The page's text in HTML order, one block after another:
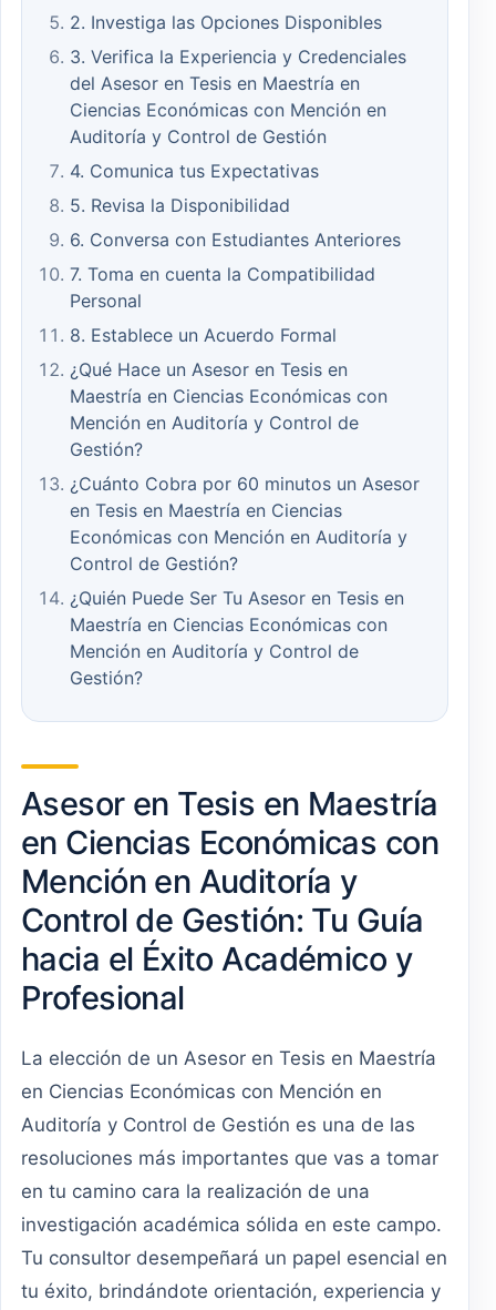
2. Investiga las Opciones Disponibles
3. Verifica la Experiencia y Credenciales
del Asesor en Tesis en Maestría en
Ciencias Económicas con Mención en
Auditoría y Control de Gestión
4. Comunica tus Expectativas
5. Revisa la Disponibilidad
6. Conversa con Estudiantes Anteriores
7. Toma en cuenta la Compatibilidad
Personal
8. Establece un Acuerdo Formal
¿Qué Hace un Asesor en Tesis en
Maestría en Ciencias Económicas con
Mención en Auditoría y Control de
Gestión?
¿Cuánto Cobra por 60 minutos un Asesor
en Tesis en Maestría en Ciencias
Económicas con Mención en Auditoría y
Control de Gestión?
¿Quién Puede Ser Tu Asesor en Tesis en
Maestría en Ciencias Económicas con
Mención en Auditoría y Control de
Gestión?
Asesor en Tesis en Maestría
en Ciencias Económicas con
Mención en Auditoría y
Control de Gestión: Tu Guía
hacia el Éxito Académico y
Profesional
La elección de un Asesor en Tesis en Maestría
en Ciencias Económicas con Mención en
Auditoría y Control de Gestión es una de las
resoluciones más importantes que vas a tomar
en tu camino cara la realización de una
investigación académica sólida en este campo.
Tu consultor desempeñará un papel esencial en
tu éxito, brindándote orientación, experiencia y